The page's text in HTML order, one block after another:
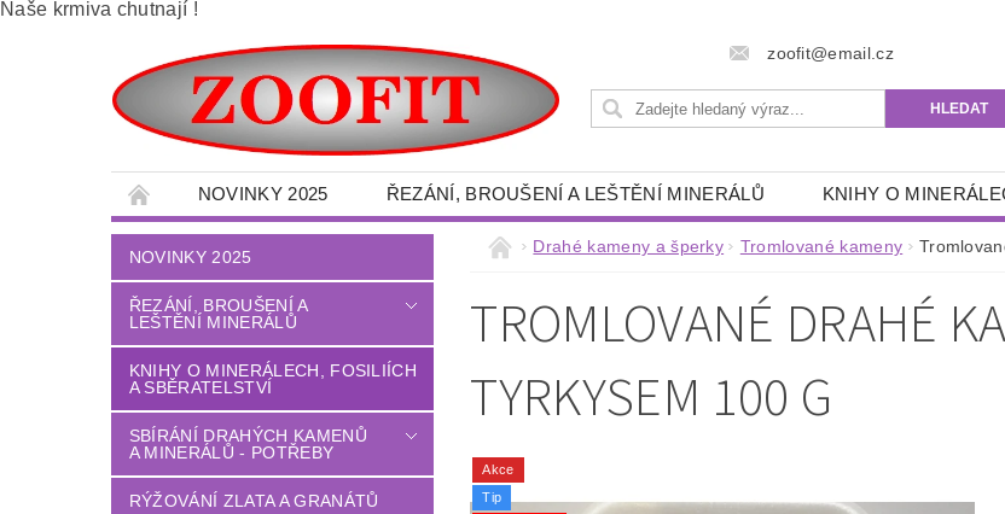
Naše krmiva chutnají !
zoofit@email.cz
NOVINKY 2025 ŘEZÁNÍ, BROUŠENÍ A LEŠTĚNÍ MINERÁLŮ KNIHY O
SBÍRÁNÍ DRAHÝCH KAMENŮ A MINERÁLŮ - POTŘEBY RÝŽOVÁNÍ ZLATA A GRANÁTŮ
VELKOOBCHOD - MINERÁLY
DÍLNA - NÁŘADÍ - OCHRANNÉ POMŮCKY RYBÁŘSKÉ POTŘEBY AKVA -TERA
LITÉ PODLAHY DŮM - ZAHRADA
TERÉNNÍ PALETOVÉ - VYSOKOZDVIŽNÉ VOZÍKY KNIHY OSOBNÍ OCHRANNÉ
OBCHODNÍ PODMÍNKY NAPIŠTE NÁM
NOVINKY 2025
ŘEZÁNÍ, BROUŠENÍ A
LEŠTĚNÍ MINERÁLŮ
KNIHY O MINERÁLECH, FOSILIÍCH
A SBĚRATELSTVÍ
SBÍRÁNÍ DRAHÝCH KAMENŮ
A MINERÁLŮ - POTŘEBY
RÝŽOVÁNÍ ZLATA A GRANÁTŮ
Drahé kameny a šperky Tromlované kameny
TROMLOVANÉ DRAHÉ
TYRKYSEM 100 G
Akce
Tip